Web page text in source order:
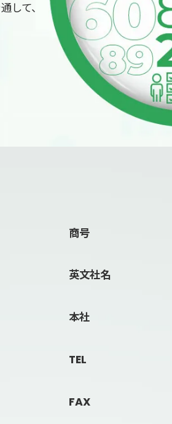
して、
商号
英文社名
本社
TEL
FAX